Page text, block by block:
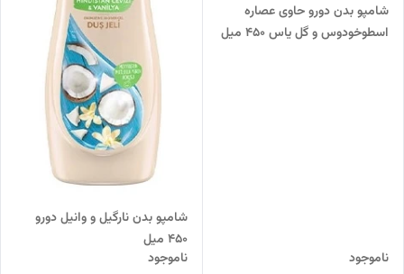
شامپو بدن دورو حاوی عصاره
اسطوخودوس و گل یاس 450 میل
ناموجود
شامپو بدن نارگیل و وانیل دورو
450 میل
ناموجود